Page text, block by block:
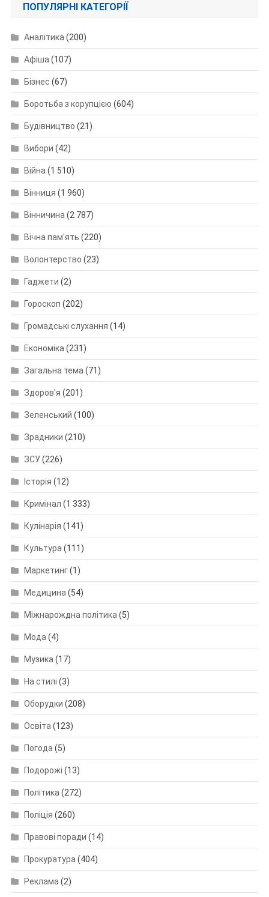
ПОПУЛЯРНІ КАТЕГОРІЇ
Аналітика(200)
Афіша(107)
Бізнес (67)
Боротьба з корупцією (604)
Будівництво (21)
Вибори (42)
Війна(1 510)
Вінниця (1 960)
Вінничина(2 787)
Вічна пам'ять (220)
Волонтерство (23)
Гаджети (2)
Гороскоп (202)
Громадські слухання (14)
Економіка(231)
Загальна тема(71)
Здоров'я (201)
Зеленський (100)
Зрадники (210)
ЗСУ(226)
Історія (12)
Кримінал (1 333)
Кулінарія (141)
Культура(111)
Маркетинг(1)
Медицина(54)
Міжнарождна політика(5)
Мода(4)
Музика(17)
На стилі (3)
Оборудки (208)
Освіта(123)
Погода(5)
Подорожі (13)
Політика(272)
Поліція (260)
Правові поради (14)
Прокуратура(404)
Реклама(2)